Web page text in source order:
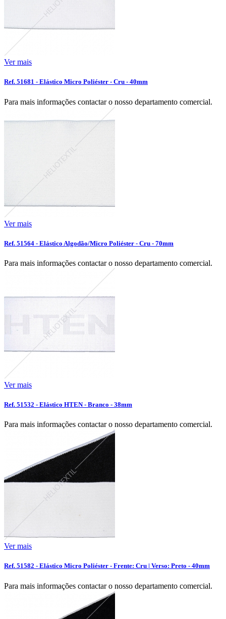
Ver mais
Ref. 51681 - Elástico Micro Poliéster - Cru - 40mm
Para mais informações contactar o nosso departamento comercial.
Ver mais
Ref. 51564 - Elástico Algodão/Micro Poliéster - Cru - 70mm
Para mais informações contactar o nosso departamento comercial.
Ver mais
Ref. 51532 - Elástico HTEN - Branco - 38mm
Para mais informações contactar o nosso departamento comercial.
Ver mais
Ref. 51582 - Elástico Micro Poliéster - Frente: Cru | Verso: Preto - 40mm
Para mais informações contactar o nosso departamento comercial.